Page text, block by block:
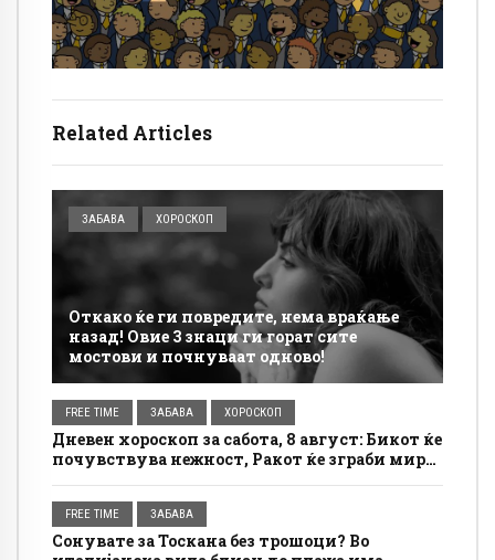
Related Articles
ЗАБАВА ХОРОСКОП
Откако ќе ги повредите, нема враќање
назад! Овие 3 знаци ги горат сите
мостови и почнуваат одново!
FREE TIME ЗАБАВА ХОРОСКОП
Дневен хороскоп за сабота, 8 август: Бикот ќе
почувствува нежност, Ракот ќе зграби мир
FREE TIME ЗАБАВА
Сонувате за Тоскана без трошоци? Во